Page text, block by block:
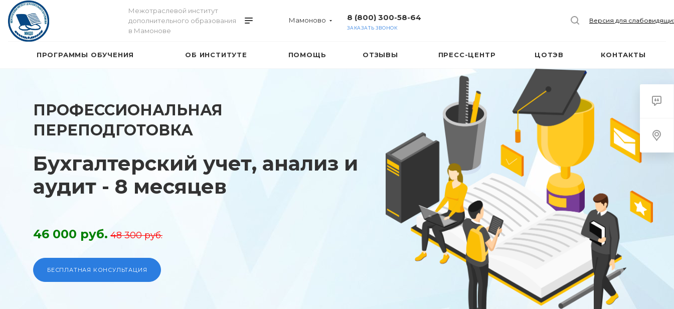
Межотраслевой институт
дополнительного образования
в Мамонове
Мамоново 8 (800) 300-58-64
ЗАКАЗАТЬ ЗВОНОК
Версия для
ПРОГРАММЫ ОБУЧЕНИЯ ОБ ИНСТИТУТЕ ПОМОЩЬ ОТЗЫВЫ ПРЕСС-ЦЕНТР ЦОТЭВ КОНТАКТЫ
ПРОФЕССИОНАЛЬНАЯ
ПЕРЕПОДГОТОВКА
Бухгалтерский учет, анализ и
аудит - 8 месяцев
46 000 руб. 48 300 руб.
БЕСПЛАТНАЯ КОНСУЛЬТАЦИЯ